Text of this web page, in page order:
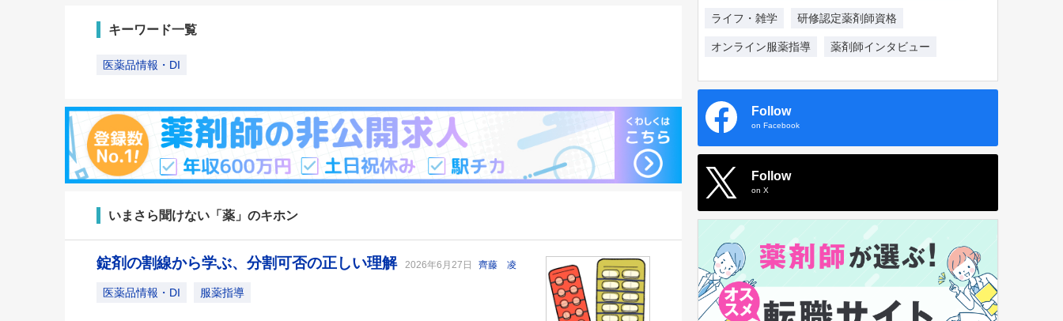
キーワード一覧
医薬品情報・DI
いまさら聞けない「薬」のキホン
錠剤の割線から学ぶ、分割可否の正しい理解 2026年6月27日 齊藤 凌
医薬品情報・DI 服薬指導
ライフ・雑学 研修認定薬剤師資格
オンライン服薬指導 薬剤師インタビュー
Follow
on Facebook
Follow
on X